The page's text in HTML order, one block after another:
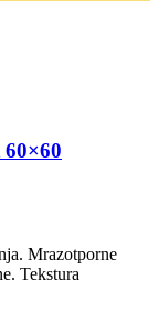
Mrazotporne
Tekstura